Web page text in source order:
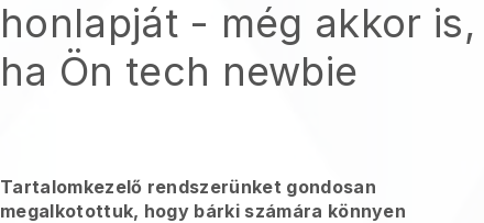
honlapját- még akkor is,
ha Ön tech newbie
Tartalomkezelő rendszerünket gondosan
megalkotottuk, hogy bárki számára könnyen